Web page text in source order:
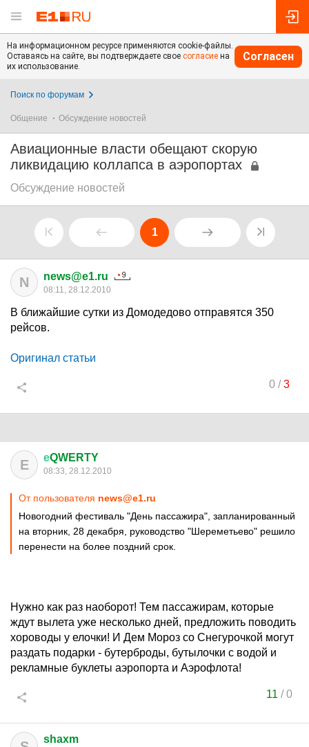
На информационном ресурсе применяются cookie-файлы.
Оставаясь на сайте, вы подтверждаете свое согласие на
их использование.
Согласен
Поиск по форумам
Общение Обсуждение новостей
Авиационные власти обещают скорую
ликвидацию коллапса в аэропортах
Обсуждение новостей
1
N news@e1.ru
08:11, 28.12.2010
В ближайшие сутки из Домодедово отправятся 350
рейсов.
Оригинал статьи
0/3
Е еQWERTY
08:33, 28.12.2010
От пользователя news@e1.ru
Новогодний фестиваль "День пассажира", запланированный
на вторник, 28 декабря, руководство "Шереметьево" решило
перенести на более поздний срок.
Нужно как раз наоборот! Тем пассажирам, которые
ждут вылета уже несколько дней, предложить поводить
хороводы у елочки! И Дем Мороз со Снегурочкой могут
раздать подарки - бутерброды, бутылочки с водой и
рекламные буклеты аэропорта и Аэрофлота!
11 /0
shaxm